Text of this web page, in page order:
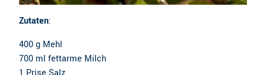
Zutaten:
400 g Mehl
700 ml fettarme Milch